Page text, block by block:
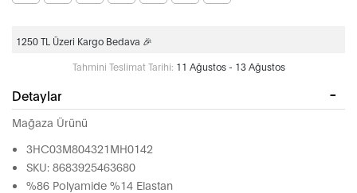
1250 TL Üzeri Kargo Bedava 🎉
Tahmini Teslimat Tarihi: 11 Ağustos - 13 Ağustos
Detaylar
Mağaza Ürünü
3HC03M804321MH0142
SKU: 8683925463680
%86 Polyamide %14 Elastan